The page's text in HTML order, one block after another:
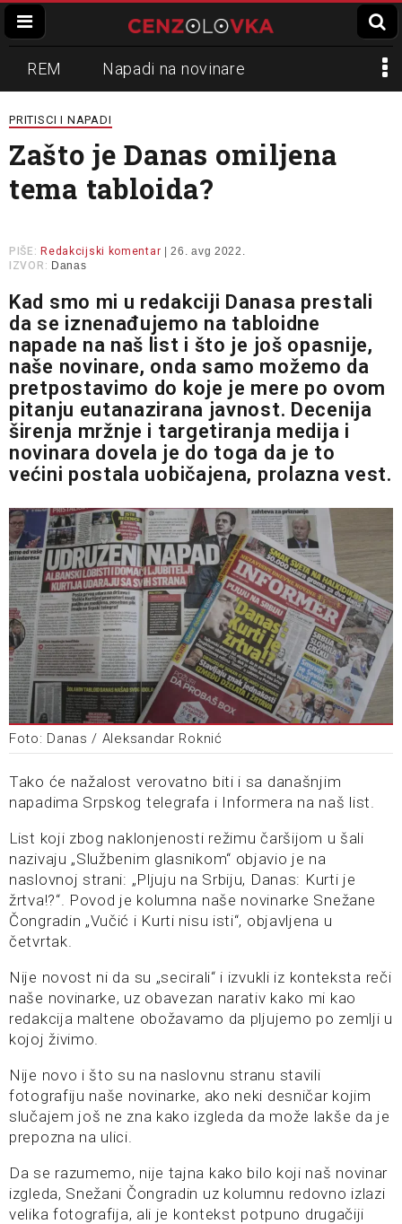
REM Napadi na novinare
Zvučni top
Propaganda Lokalni mediji
Informer Slavko Ćuruvija
PRITISCI I NAPADI
Zašto je Danas omiljena
tema tabloida?
PIŠE: Redakcijski komentar | 26. avg 2022.
IZVOR: Danas
Kad smo mi u redakciji Danasa prestali
da se iznenađujemo na tabloidne
napade na naš list i što je još opasnije,
naše novinare, onda samo možemo da
pretpostavimo do koje je mere po ovom
pitanju eutanazirana javnost. Decenija
širenja mržnje i targetiranja medija i
novinara dovela je do toga da je to
većini postala uobičajena, prolazna vest.
Foto: Danas / Aleksandar Roknić
Tako će nažalost verovatno biti i sa današnjim
napadima Srpskog telegrafa i Informera na naš list.
List koji zbog naklonjenosti režimu čaršijom u šali
nazivaju „Službenim glasnikom“ objavio je na
naslovnoj strani: „Pljuju na Srbiju, Danas: Kurti je
žrtva!?“. Povod je kolumna naše novinarke Snežane
Čongradin „Vučić i Kurti nisu isti“, objavljena u
četvrtak.
Nije novost ni da su „secirali“ i izvukli iz konteksta reči
naše novinarke, uz obavezan narativ kako mi kao
redakcija maltene obožavamo da pljujemo po zemlji u
kojoj živimo.
Nije novo i što su na naslovnu stranu stavili
fotografiju naše novinarke, ako neki desničar kojim
slučajem još ne zna kako izgleda da može lakše da je
prepozna na ulici.
Da se razumemo, nije tajna kako bilo koji naš novinar
izgleda, Snežani Čongradin uz kolumnu redovno izlazi
velika fotografija, ali je kontekst potpuno drugačiji